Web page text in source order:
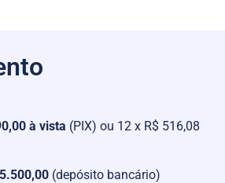
à vista (PIX) ou 12 x R$ 516,08
(depósito bancário)